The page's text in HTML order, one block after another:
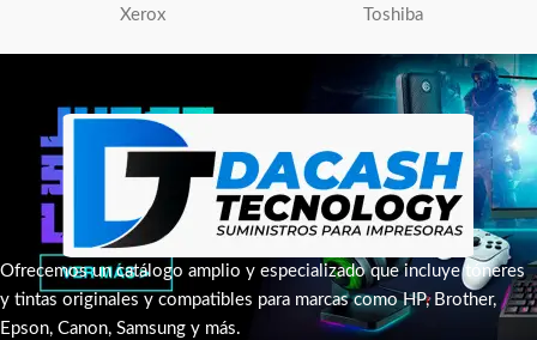
Xerox Toshiba
Ofrecemos un catálogo amplio y especializado que incluye tóneres
y tintas originales y compatibles para marcas como HP, Brother,
Epson, Canon, Samsung y más.